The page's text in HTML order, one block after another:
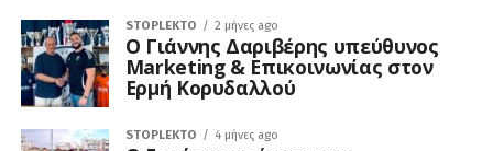
STOPLEKTO 2 μήνες ago
Ο Γιάννης Δαριβέρης υπεύθυνος
Marketing & Επικοινωνίας στον
Ερμή Κορυδαλλού
STOPLEKTO 4 μήνες ago